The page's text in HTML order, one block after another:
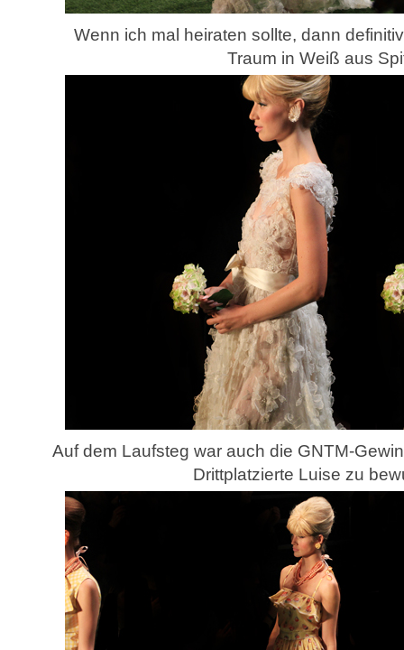
Wenn ich mal heiraten sollte, dann
Traum in Weiß aus
Auf dem Laufsteg war auch die GNTM-
Drittplatzierte Luise zu